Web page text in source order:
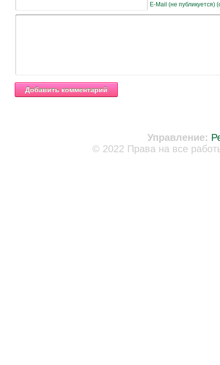
E-Mail (не публикуется)
Управление:
© 2022 Права на все